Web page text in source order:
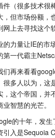
件（很多技术很
，但市场份额，
网上去寻找这个
的力量让IE的市
第一代霸主
们再来看看
很多人以为，这
，这个帝国，并
业智慧的光芒。
的十年，发
引入是Sequoia